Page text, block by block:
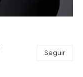
Seguir